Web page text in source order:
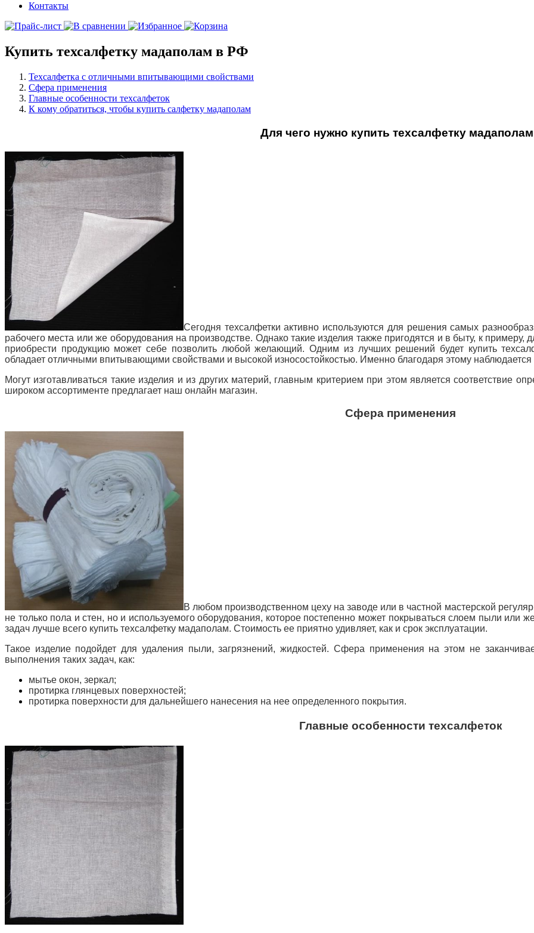
Контакты
Купить техсалфетку мадаполам в РФ
Техсалфетка с отличными впитывающими свойствами
Сфера применения
Главные особенности техсалфеток
К кому обратиться, чтобы купить салфетку мадаполам
Для чего нужно купить техсалфетку
Сегодня техсалфетки активно используются для решения самых
рабочего места или же оборудования на производстве. Однако такие изделия также пригодятся и в быту, к
приобрести продукцию может себе позволить любой желающий. Одним из лучших решений будет купить
обладает отличными впитывающими свойствами и высокой износостойкостью. Именно благодаря этому наблюдается
Могут изготавливаться такие изделия и из других материй, главным критерием при этом является соответствие
широком ассортименте предлагает наш онлайн магазин.
Сфера применения
В любом производственном цеху на заводе или в частной мастерской
не только пола и стен, но и используемого оборудования, которое постепенно может покрываться слоем пыли или
задач лучше всего купить техсалфетку мадаполам. Стоимость ее приятно удивляет, как и срок эксплуатации.
Такое изделие подойдет для удаления пыли, загрязнений, жидкостей. Сфера применения на этом не
выполнения таких задач, как:
мытье окон, зеркал;
протирка глянцевых поверхностей;
протирка поверхности для дальнейшего нанесения на нее определенного покрытия.
Главные особенности техсалфеток